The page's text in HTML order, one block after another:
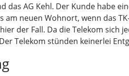
das AG Kehl. Der Kunde habe
am neuen Wohnort, wenn das
der Fall. Da die Telekom sich
Telekom stünden keinerlei